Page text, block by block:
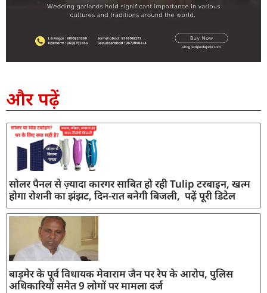
और पढ़ें
सोलर पैनल से ज़्यादा कारगर साबित हो रही Tulip टरबाइन, खत्म
होगा रोशनी का झंझट, दिन-रात बनेगी बिजली, पढ़ें पूरी डिटेल
बाड़मेर के पूर्व विधायक मेवाराम जैन पर रेप के आरोप, पुलिस
अधिकारियों समेत 9 लोगों पर मामला दर्ज